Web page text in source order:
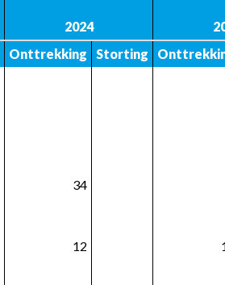
2024
Onttrekking
Storting
34
12